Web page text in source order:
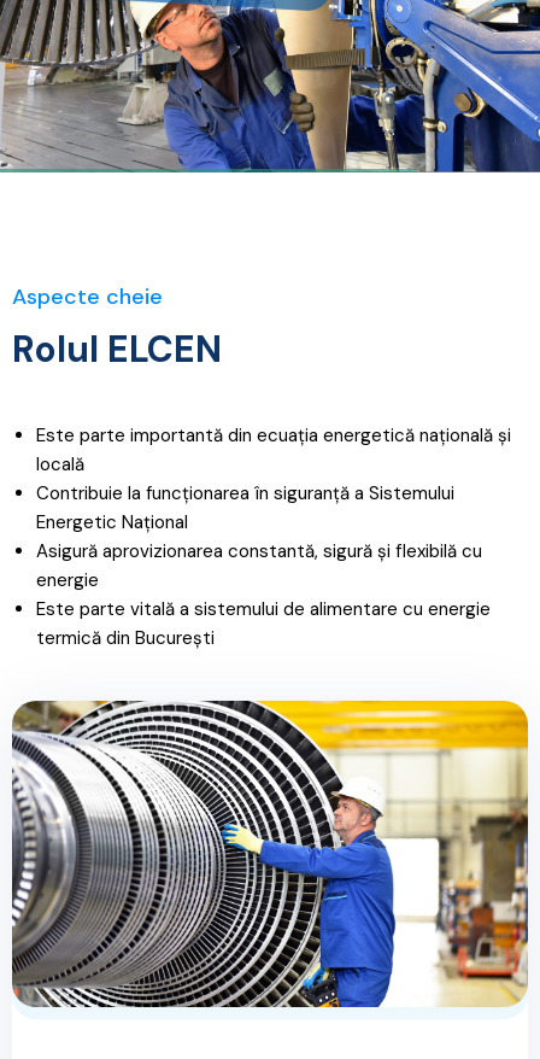
Aspecte cheie
Rolul ELCEN
Este parte importantă din ecuația energetică națională și
locală
Contribuie la funcționarea în siguranță a Sistemului
Energetic Național
Asigură aprovizionarea constantă, sigură și flexibilă cu
energie
Este parte vitală a sistemului de alimentare cu energie
termică din București